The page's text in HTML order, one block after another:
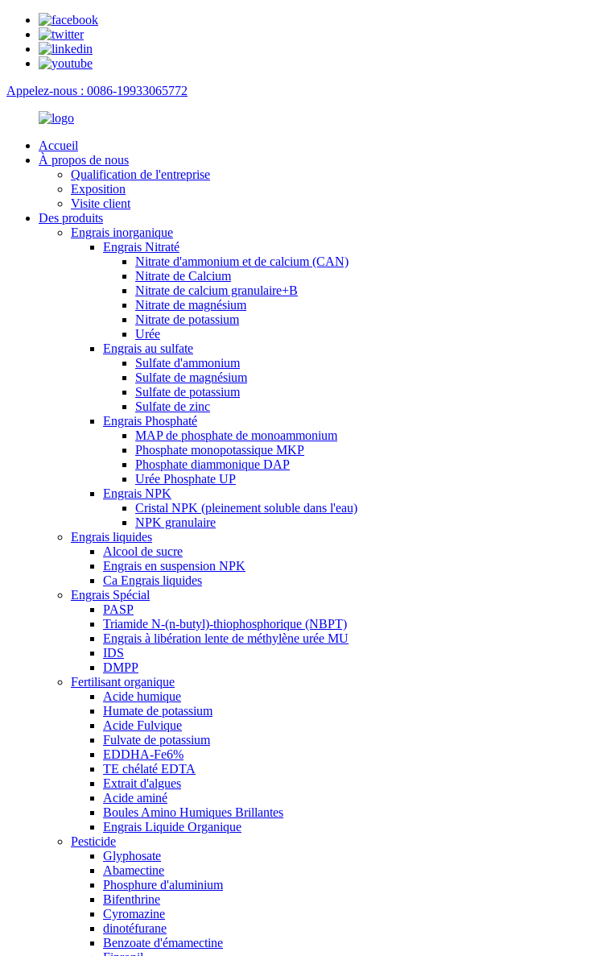
Appelez-nous : 0086-19933065772
Accueil
À propos de nous
Qualification de l'entreprise
Exposition
Visite client
Des produits
Engrais inorganique
Engrais Nitraté
Nitrate d'ammonium et de calcium (CAN)
Nitrate de Calcium
Nitrate de calcium granulaire+B
Nitrate de magnésium
Nitrate de potassium
Urée
Engrais au sulfate
Sulfate d'ammonium
Sulfate de magnésium
Sulfate de potassium
Sulfate de zinc
Engrais Phosphaté
MAP de phosphate de monoammonium
Phosphate monopotassique MKP
Phosphate diammonique DAP
Urée Phosphate UP
Engrais NPK
Cristal NPK (pleinement soluble dans l'eau)
NPK granulaire
Engrais liquides
Alcool de sucre
Engrais en suspension NPK
Ca Engrais liquides
Engrais Spécial
PASP
Triamide N-(n-butyl)-thiophosphorique (NBPT)
Engrais à libération lente de méthylène urée MU
IDS
DMPP
Fertilisant organique
Acide humique
Humate de potassium
Acide Fulvique
Fulvate de potassium
EDDHA-Fe6%
TE chélaté EDTA
Extrait d'algues
Acide aminé
Boules Amino Humiques Brillantes
Engrais Liquide Organique
Pesticide
Glyphosate
Abamectine
Phosphure d'aluminium
Bifenthrine
Cyromazine
dinotéfurane
Benzoate d'émamectine